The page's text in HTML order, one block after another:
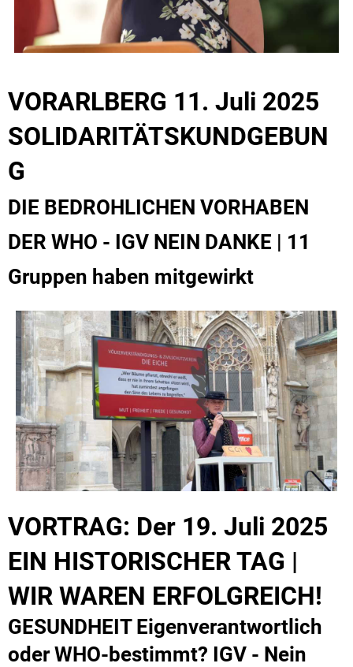
VORARLBERG 11. Juli 2025
SOLIDARITÄTSKUNDGEBUN
G
DIE BEDROHLICHEN VORHABEN
DER WHO - IGV NEIN DANKE | 11
Gruppen haben mitgewirkt
VORTRAG: Der 19. Juli 2025
EIN HISTORISCHER TAG |
WIR WAREN ERFOLGREICH!
GESUNDHEIT Eigenverantwortlich
oder WHO-bestimmt? IGV - Nein